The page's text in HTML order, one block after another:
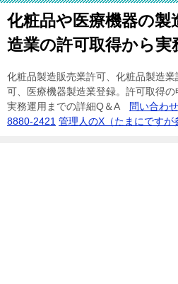
化粧品や医療機器の製
造業の許可取得から実
化粧品製造販売業許可、化粧品製造
可、医療機器製造業登録。許可取得
実務運用までの詳細Q＆A
問い合わ
8880-2421 管理人のX（たまにですが